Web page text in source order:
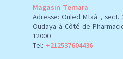
Magasin Temara
Adresse: Ouled Mtaâ , sect.
Oudaya à Côté de
12000
Tel: +212537604436